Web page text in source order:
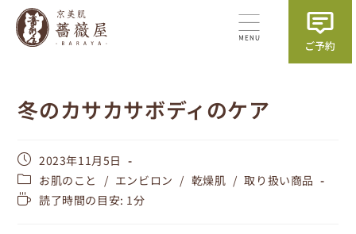
冬のカサカサボディのケア
2023年11月5日
お肌のこと
/ エンビロン / 乾燥肌 / 取り扱い商品
読了時間の目安: 1分